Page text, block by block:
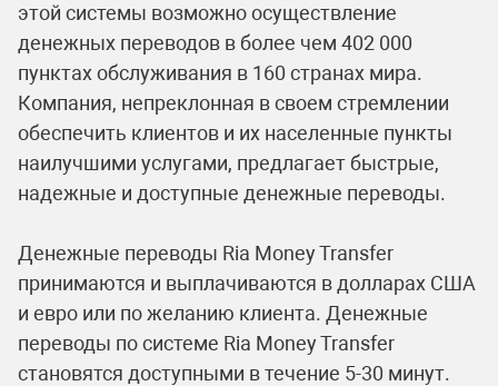
этой системы возможно осуществление
денежных переводов в более чем 402 000
пунктах обслуживания в 160 странах мира.
Компания, непреклонная в своем стремлении
обеспечить клиентов и их населенные пункты
наилучшими услугами, предлагает быстрые,
надежные и доступные денежные переводы.
Денежные переводы Ria Money Transfer
принимаются и выплачиваются в долларах США
и евро или по желанию клиента. Денежные
переводы по системе Ria Money Transfer
становятся доступными в течениe 5-30 минут.